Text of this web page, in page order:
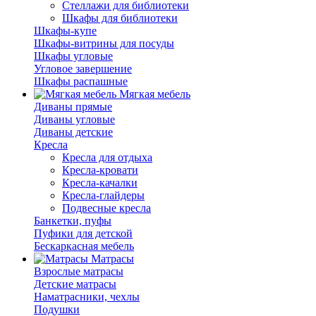
Стеллажи для библиотеки
Шкафы для библиотеки
Шкафы-купе
Шкафы-витрины для посуды
Шкафы угловые
Угловое завершение
Шкафы распашные
Мягкая мебель
Диваны прямые
Диваны угловые
Диваны детские
Кресла
Кресла для отдыха
Кресла-кровати
Кресла-качалки
Кресла-глайдеры
Подвесные кресла
Банкетки, пуфы
Пуфики для детской
Бескаркасная мебель
Матрасы
Взрослые матрасы
Детские матрасы
Наматрасники, чехлы
Подушки